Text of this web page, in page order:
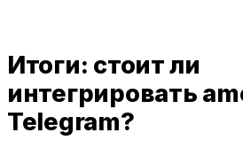
Итоги: стоит ли
интегрировать
Telegram?